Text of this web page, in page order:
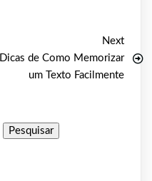
Next
Dicas de Como Memorizar
um Texto Facilmente
Pesquisar